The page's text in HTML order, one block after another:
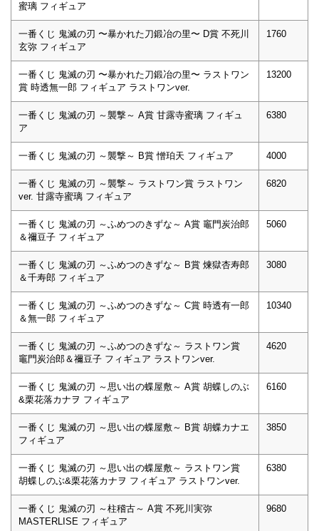
蜜璃 フィギュア
一番くじ 鬼滅の刃 〜暴かれた刀鍛冶の里〜 D賞 不死川
⽞弥 フィギュア
1760
一番くじ 鬼滅の刃 〜暴かれた刀鍛冶の里〜 ラストワン
賞 時透無⼀郎 フィギュア ラストワンver.
13200
一番くじ 鬼滅の刃 ～襲撃～ A賞 甘露寺蜜璃 フィギュ
ア
6380
一番くじ 鬼滅の刃 ～襲撃～ B賞 憎珀天 フィギュア 4000
一番くじ 鬼滅の刃 ～襲撃～ ラストワン賞 ラストワン
ver. ⽢露寺蜜璃 フィギュア
6820
一番くじ 鬼滅の刃 ～ふめつのきずな～ A賞 竈門炭治郎
＆禰⾖⼦ フィギュア
5060
一番くじ 鬼滅の刃 ～ふめつのきずな～ B賞 煉獄杏寿郎
＆千寿郎 フィギュア
3080
一番くじ 鬼滅の刃 ～ふめつのきずな～ C賞 時透有⼀郎
＆無⼀郎 フィギュア
10340
一番くじ 鬼滅の刃 ～ふめつのきずな～ ラストワン賞
竈門炭治郎＆禰⾖⼦ フィギュア ラストワンver.
4620
一番くじ 鬼滅の刃 ～思い出の蝶屋敷～ A賞 胡蝶しのぶ
&栗花落カナヲ フィギュア
6160
一番くじ 鬼滅の刃 ～思い出の蝶屋敷～ B賞 胡蝶カナエ
フィギュア
3850
一番くじ 鬼滅の刃 ～思い出の蝶屋敷～ ラストワン賞
胡蝶しのぶ&栗花落カナヲ フィギュア ラストワンver.
6380
一番くじ 鬼滅の刃 ～柱稽古～ A賞 不死川実弥
MASTERLISE フィギュア
9680